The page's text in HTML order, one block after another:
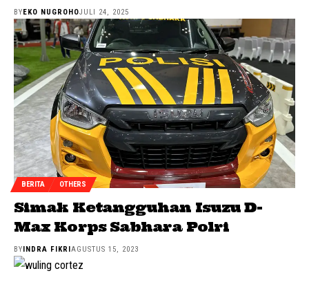
BYEKO NUGROHOJULI 24, 2025
BERITA OTHERS
Simak Ketangguhan Isuzu D-
Max Korps Sabhara Polri
BYINDRA FIKRIAGUSTUS 15, 2023